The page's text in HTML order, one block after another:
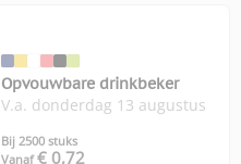
Opvouwbare drinkbeker
V.a. donderdag 13 augustus
Bij 2500 stuks
Vanaf € 0,72